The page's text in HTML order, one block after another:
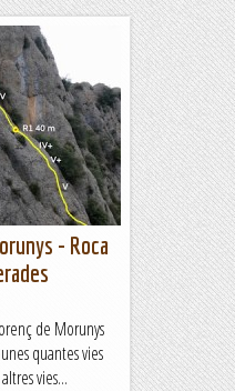
- Roca
de Morunys
quantes vies
vies...